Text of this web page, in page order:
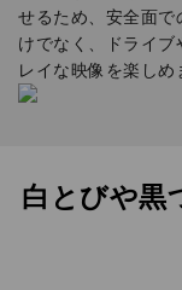
白とびや黒
や黒つぶれを抑え